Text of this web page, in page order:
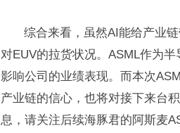
综合来看，虽然AI能给产业
对EUV的拉货状况。ASML作为
影响公司的业绩表现。而本次
产业链的信心，也将对接下来台
息，请关注后续海豚君的阿斯麦